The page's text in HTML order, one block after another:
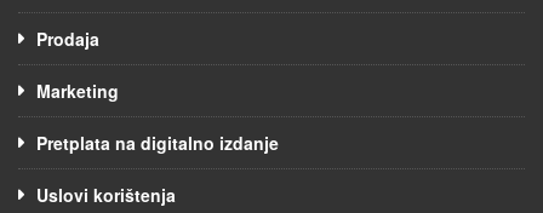
Prodaja
Marketing
Pretplata na digitalno izdanje
Uslovi korištenja